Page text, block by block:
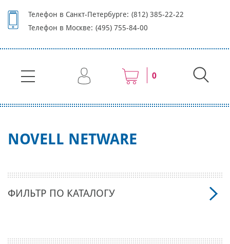
Телефон в Санкт-Петербурге: (812) 385-22-22
Телефон в Москве: (495) 755-84-00
0
NOVELL NETWARE
ФИЛЬТР ПО КАТАЛОГУ